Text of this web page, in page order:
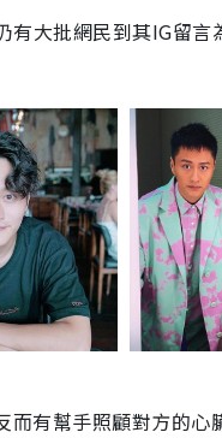
大批網民到其IG留言
有幫手照顧對方的心